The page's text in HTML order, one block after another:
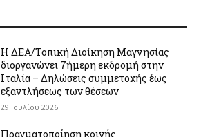
Η ΔΕΑ/Τοπική Διοίκηση Μαγνησίας
διοργανώνει 7ήμερη εκδρομή στην
Ιταλία – Δηλώσεις συμμετοχής έως
εξαντλήσεως των θέσεων
29 Ιουλίου 2026
Πραγματοποίηση κοινής